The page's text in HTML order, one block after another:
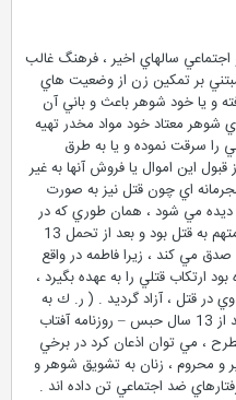
سالهاي اخير ، فرهنگ غالب
بر تمكين زن از وضعيت هاي
يا خود شوهر باعث و باني آن
شوهر معتاد خود مواد مخدر تهيه
را سرقت نموده و يا به طرق
اين اموال يا فروش آنها به غير
اي چون قتل نيز به صورت
مي شود ، همان طوري كه در
مورد قديمي ترين زن زنداني ايران كه متهم به قتل بود و بعد از تحمل 13
مي كند ، زيرا فاطمه در واقع
قتلي را به عهده بگيرد ،
قتل ، آزاد گرديد . ( ر. ك به
تحليلي از نگارنده : آزادي زن زنداني بعد از 13 سال حبس – روزنامه آفتاب
مطرح ، مي توان اذعان كرد در برخي
محروم ، زنان به تشويق شوهر و
ضد اجتماعي تن داده اند .